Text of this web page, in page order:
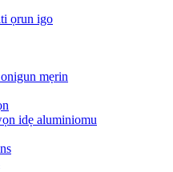
ọrun igo
mẹrin
idẹ aluminiomu